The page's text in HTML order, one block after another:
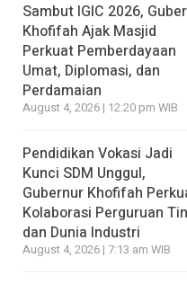
Sambut IGIC 2026,
Khofifah Ajak Masjid
Perkuat Pemberdayaan
Umat, Diplomasi, dan
Perdamaian
August 4, 2026 | 12:20 pm WIB
Pendidikan Vokasi Jadi
Kunci SDM Unggul,
Gubernur Khofifah
Kolaborasi Perguruan
dan Dunia Industri
August 4, 2026 | 7:13 am WIB